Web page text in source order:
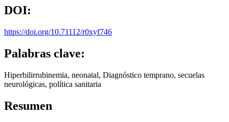
DOI:
https://doi.org/10.71112/r0xyf746
Palabras clave:
Hiperbilirrubinemia, neonatal, Diagnóstico temprano, secuelas
neurológicas, política sanitaria
Resumen